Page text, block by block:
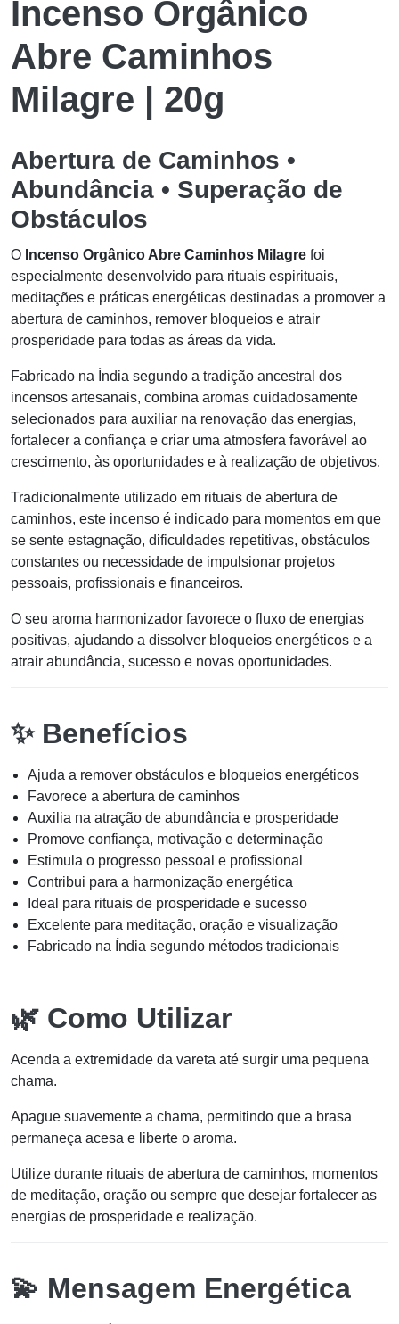
Incenso Orgânico
Abre Caminhos
Milagre | 20g
Abertura de Caminhos •
Abundância • Superação de
Obstáculos
O Incenso Orgânico Abre Caminhos Milagre foi
especialmente desenvolvido para rituais espirituais,
meditações e práticas energéticas destinadas a promover a
abertura de caminhos, remover bloqueios e atrair
prosperidade para todas as áreas da vida.
Fabricado na Índia segundo a tradição ancestral dos
incensos artesanais, combina aromas cuidadosamente
selecionados para auxiliar na renovação das energias,
fortalecer a confiança e criar uma atmosfera favorável ao
crescimento, às oportunidades e à realização de objetivos.
Tradicionalmente utilizado em rituais de abertura de
caminhos, este incenso é indicado para momentos em que
se sente estagnação, dificuldades repetitivas, obstáculos
constantes ou necessidade de impulsionar projetos
pessoais, profissionais e financeiros.
O seu aroma harmonizador favorece o fluxo de energias
positivas, ajudando a dissolver bloqueios energéticos e a
atrair abundância, sucesso e novas oportunidades.
✨ Benefícios
Ajuda a remover obstáculos e bloqueios energéticos
Favorece a abertura de caminhos
Auxilia na atração de abundância e prosperidade
Promove confiança, motivação e determinação
Estimula o progresso pessoal e profissional
Contribui para a harmonização energética
Ideal para rituais de prosperidade e sucesso
Excelente para meditação, oração e visualização
Fabricado na Índia segundo métodos tradicionais
🌿 Como Utilizar
Acenda a extremidade da vareta até surgir uma pequena
chama.
Apague suavemente a chama, permitindo que a brasa
permaneça acesa e liberte o aroma.
Utilize durante rituais de abertura de caminhos, momentos
de meditação, oração ou sempre que desejar fortalecer as
energias de prosperidade e realização.
💫 Mensagem Energética